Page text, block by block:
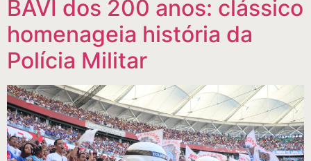
BAVI dos 200 anos: clássico
homenageia história da
Polícia Militar